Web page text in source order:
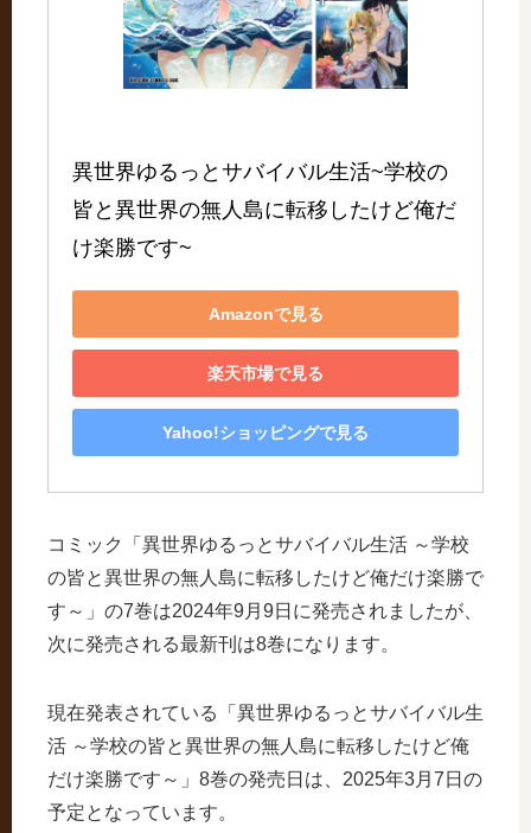
異世界ゆるっとサバイバル生活~学校の
皆と異世界の無人島に転移したけど俺だ
け楽勝です~
Amazonで見る
楽天市場で見る
Yahoo!ショッピングで見る
コミック「異世界ゆるっとサバイバル生活 ～学校
の皆と異世界の無人島に転移したけど俺だけ楽勝で
す～」の7巻は2024年9月9日に発売されましたが、
次に発売される最新刊は8巻になります。
現在発表されている「異世界ゆるっとサバイバル生
活 ～学校の皆と異世界の無人島に転移したけど俺
だけ楽勝です～」8巻の発売日は、2025年3月7日の
予定となっています。